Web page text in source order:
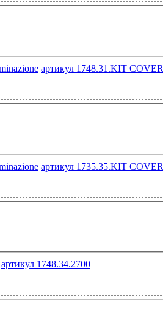
артикул 1748.31.KIT COVER
артикул 1735.35.KIT COVER
артикул 1748.34.2700